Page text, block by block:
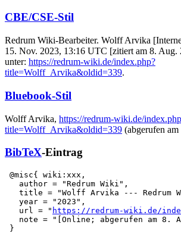
CBE/CSE-Stil
Redrum Wiki-Bearbeiter. Wolff Arvika
15. Nov. 2023, 13:16 UTC [zitiert am 8. Aug.
unter: https://redrum-wiki.de/index.php?
title=Wolff_Arvika&oldid=339.
Bluebook-Stil
Wolff Arvika, https://redrum-wiki.de/
title=Wolff_Arvika&oldid=339 (abgerufen
BibTeX-Eintrag
@misc{ wiki:xxx,
   author = "Redrum Wiki",
title = "Wolff Arvika --- Redrum
   year = "2023",
   url = "
https://redrum-wiki.de/
note = "[Online; abgerufen am 8.